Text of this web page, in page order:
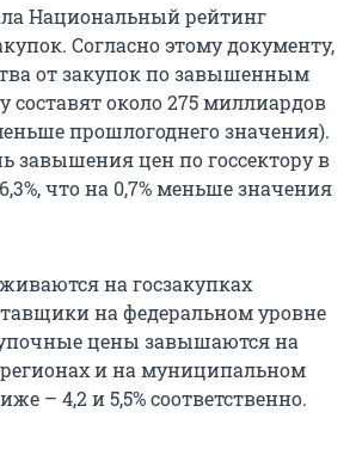
Национальный рейтинг
Согласно этому документу,
от закупок по завышенным
составят около 275 миллиардов
прошлогоднего значения).
завышения цен по госсектору в
что на 0,7% меньше значения
на госзакупках
на федеральном уровне
цены завышаются на
регионах и на муниципальном
– 4,2 и 5,5% соответственно.